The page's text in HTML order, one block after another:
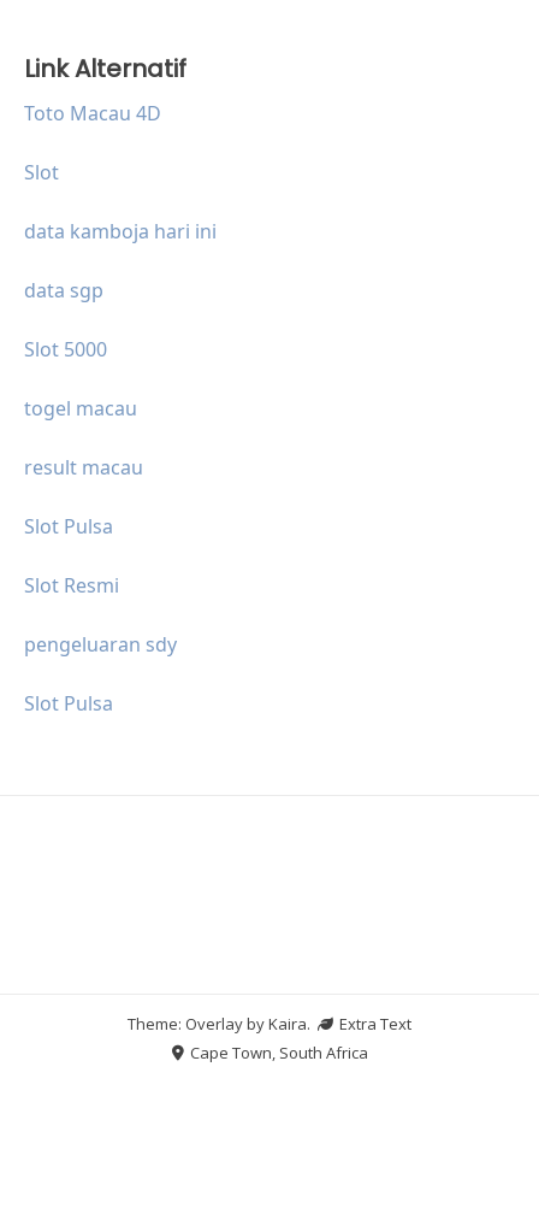
Link Alternatif
Toto Macau 4D
Slot
data kamboja hari ini
data sgp
Slot 5000
togel macau
result macau
Slot Pulsa
Slot Resmi
pengeluaran sdy
Slot Pulsa
Theme: Overlay byKaira.
Extra Text
Cape Town, South Africa